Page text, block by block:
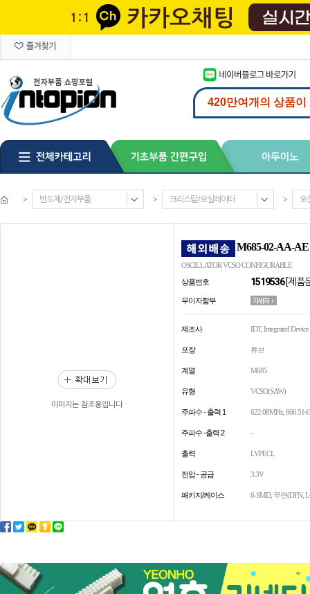
> 반도체/전자부품 > 크리스탈/오실레이터 > 오
이미지는 참조용입니다
M685-02-AA-AE
OSCILLATOR VCSO CONFIGURABLE
상품번호
1519536[제품
무이자할부
제조사 IDT, Integrated
포장 튜브
계열 M685
유형 VCSO(SAW)
주파수 - 출력 1 622.08MHz,
주파수 -출력 2 -
출력 LVPECL
전압 - 공급 3.3V
패키지/케이스 6-SMD, 무연(DFN,